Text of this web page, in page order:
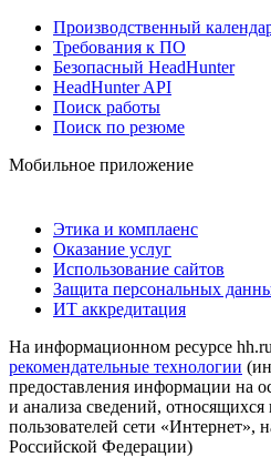
Производственный
Требования к ПО
Безопасный HeadHunter
HeadHunter API
Поиск работы
Поиск по резюме
Мобильное приложение
Этика и комплаенс
Оказание услуг
Использование сайтов
Защита персональных
ИТ аккредитация
На информационном ресурсе hh.ru
рекомендательные технологии
предоставления информации на
и анализа сведений,
пользователей сети «Интернет»,
Российской Федерации)